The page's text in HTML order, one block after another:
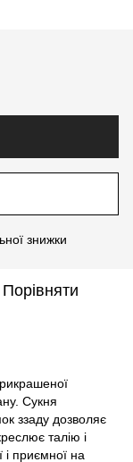
знижки
Порівняти
Сукня
ззаду дозволяє
талію і
приємної на